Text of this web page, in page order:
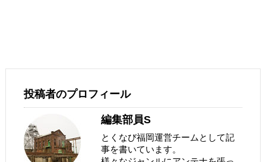
投稿者のプロフィール
編集部員S
とくなび福岡運営チームとして記
事を書いています。